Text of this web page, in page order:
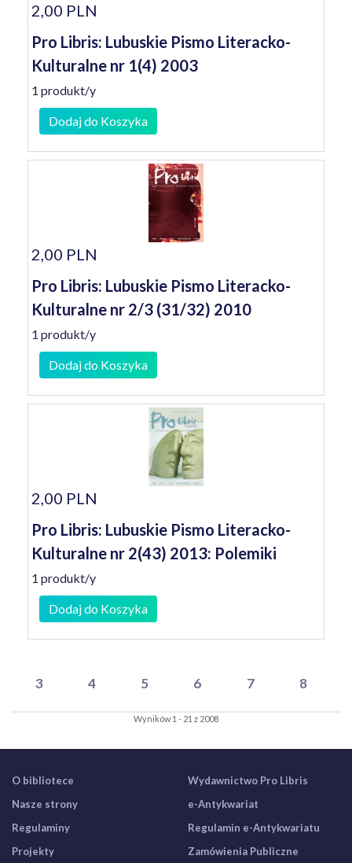
2,00 PLN
Pro Libris: Lubuskie Pismo Literacko-
Kulturalne nr 1(4) 2003
1 produkt/y
Dodaj do Koszyka
2,00 PLN
Pro Libris: Lubuskie Pismo Literacko-
Kulturalne nr 2/3 (31/32) 2010
1 produkt/y
Dodaj do Koszyka
2,00 PLN
Pro Libris: Lubuskie Pismo Literacko-
Kulturalne nr 2(43) 2013: Polemiki
1 produkt/y
Dodaj do Koszyka
3 4 5 6 7 8
Wyników 1 - 21 z 2008
O bibliotece
Nasze strony
Regulaminy
Projekty
Wydawnictwo Pro Libris
e-Antykwariat
Regulamin e-Antykwariatu
Zamówienia Publiczne